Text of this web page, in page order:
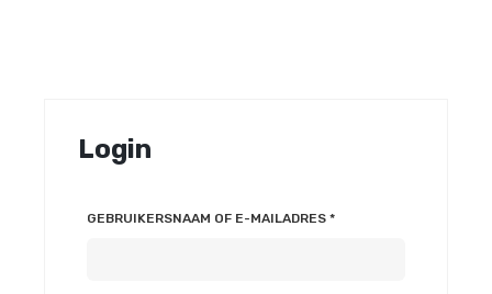
Login
GEBRUIKERSNAAM OF E-MAILADRES *VEREIST